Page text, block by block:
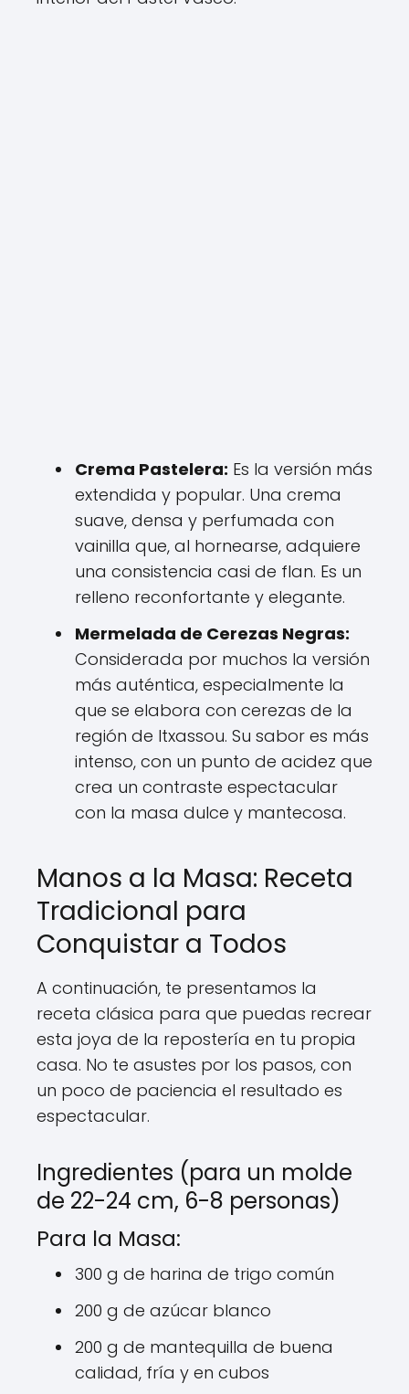
Crema Pastelera: Es la versión más
extendida y popular. Una crema
suave, densa y perfumada con
vainilla que, al hornearse, adquiere
una consistencia casi de flan. Es un
relleno reconfortante y elegante.
Mermelada de Cerezas Negras:
Considerada por muchos la versión
más auténtica, especialmente la
que se elabora con cerezas de la
región de Itxassou. Su sabor es más
intenso, con un punto de acidez que
crea un contraste espectacular
con la masa dulce y mantecosa.
Manos a la Masa: Receta
Tradicional para
Conquistar a Todos
A continuación, te presentamos la
receta clásica para que puedas recrear
esta joya de la repostería en tu propia
casa. No te asustes por los pasos, con
un poco de paciencia el resultado es
espectacular.
Ingredientes (para un molde
de 22-24 cm, 6-8 personas)
Para la Masa:
300 g de harina de trigo común
200 g de azúcar blanco
200 g de mantequilla de buena
calidad, fría y en cubos